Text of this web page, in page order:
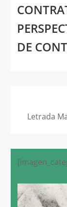
DE
Letrada